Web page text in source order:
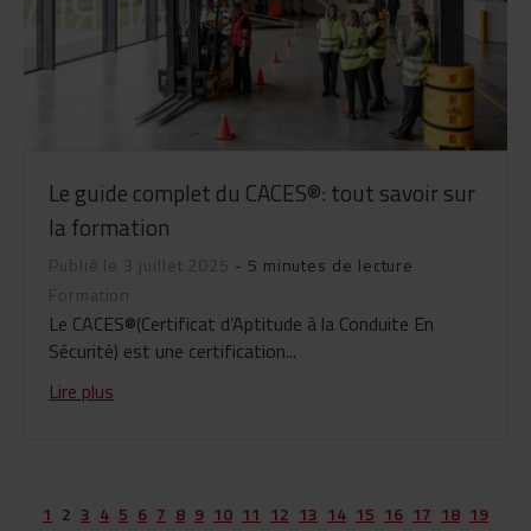
Le guide complet du CACES®: tout savoir sur
la formation
Publié le 3 juillet 2025 - 5 minutes de lecture
Formation
Le CACES®(Certificat d’Aptitude à la Conduite En
Sécurité) est une certification...
Lire plus
1 2 3 4 5 6 7 8 9 10 11 12 13 14 15 16 17 18 19